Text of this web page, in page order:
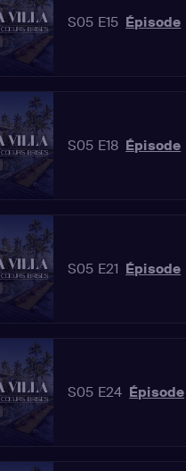
S05 E15 Épisode
S05 E18 Épisode
S05 E21 Épisode
S05 E24 Épisode